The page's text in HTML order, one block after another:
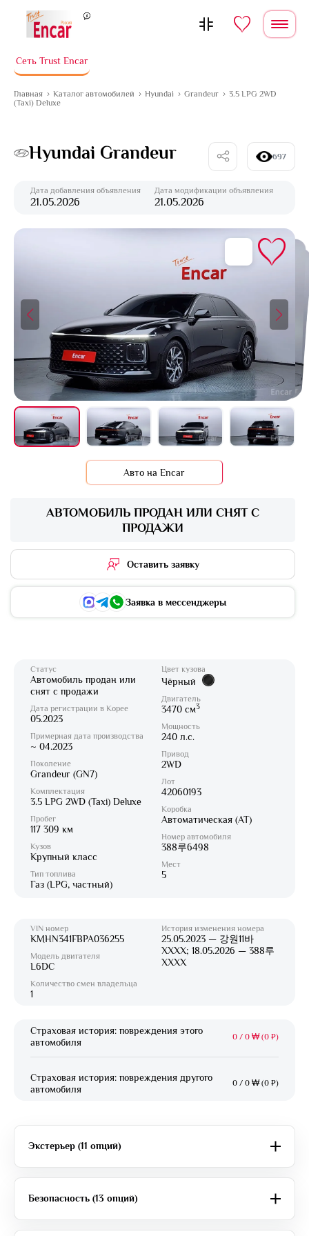
Сеть Trust Encar
Главная Каталог автомобилей Hyundai Grandeur
3.5 LPG 2WD
(Taxi) Deluxe
Hyundai Grandeur 697
Дата добавления объявления
21.05.2026
Дата модификации объявления
21.05.2026
АВТОМОБИЛЬ ПРОДАН ИЛИ СНЯТ С
ПРОДАЖИ
Оставить заявку
Заявка в мессенджеры
Статус
Автомобиль продан или
снят с продажи
Дата регистрации в Корее
05.2023
Примерная дата производства
~ 04.2023
Поколение
Grandeur (GN7)
Комплектация
3.5 LPG 2WD (Taxi) Deluxe
Пробег
117 309 км
Кузов
Крупный класс
Тип топлива
Газ (LPG, частный)
Цвет кузова
Чёрный
Двигатель
3470 см3
Мощность
240 л.с.
Привод
2WD
Лот
42060193
Коробка
Автоматическая (AT)
Номер автомобиля
388루6498
Мест
5
VIN номер
KMHN341FBPA036255
Модель двигателя
L6DC
Количество смен владельца
1
История изменения номера
25.05.2023 — 강원11바
XXXX; 18.05.2026 — 388루
XXXX
Страховая история: повреждения этого
автомобиля
0 / 0 ₩ (0 ₽)
Страховая история: повреждения другого
автомобиля
0 / 0 ₩ (0 ₽)
Авто на Encar
Экстерьер (11 опций)
Безопасность (13 опций)